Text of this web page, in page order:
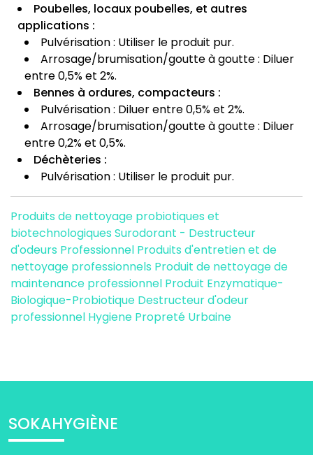
Poubelles, locaux poubelles, et autres
applications :
Pulvérisation : Utiliser le produit pur.
Arrosage/brumisation/goutte à goutte : Diluer
entre 0,5% et 2%.
Bennes à ordures, compacteurs :
Pulvérisation : Diluer entre 0,5% et 2%.
Arrosage/brumisation/goutte à goutte : Diluer
entre 0,2% et 0,5%.
Déchèteries :
Pulvérisation : Utiliser le produit pur.
Produits de nettoyage probiotiques et
biotechnologiques Surodorant - Destructeur
d'odeurs Professionnel Produits d'entretien et de
nettoyage professionnels Produit de nettoyage de
maintenance professionnel Produit Enzymatique-
Biologique-Probiotique Destructeur d'odeur
professionnel Hygiene Propreté Urbaine
SOKAHYGIÈNE